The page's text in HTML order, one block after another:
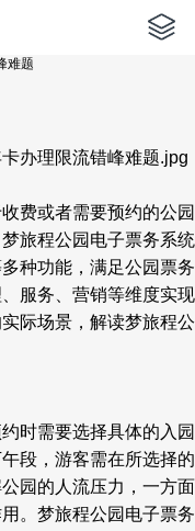
难题
费或者需要预约的公园
旅程公园电子票务系统
种功能，满足公园票务
服务、营销等维度实现
际场景，解读梦旅程公
时需要选择具体的入园
段，游客需在所选择的
园的人流压力，一方面
。梦旅程公园电子票务